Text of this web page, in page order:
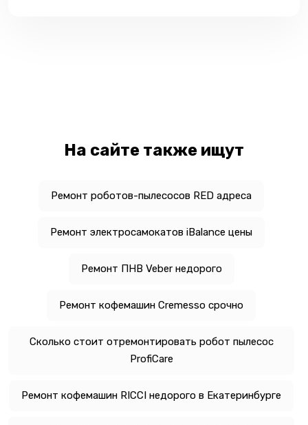
На сайте также ищут
Ремонт роботов-пылесосов RED адреса
Ремонт электросамокатов iBalance цены
Ремонт ПНВ Veber недорого
Ремонт кофемашин Cremesso срочно
Сколько стоит отремонтировать робот пылесос
ProfiCare
Ремонт кофемашин RICCI недорого в Екатеринбурге